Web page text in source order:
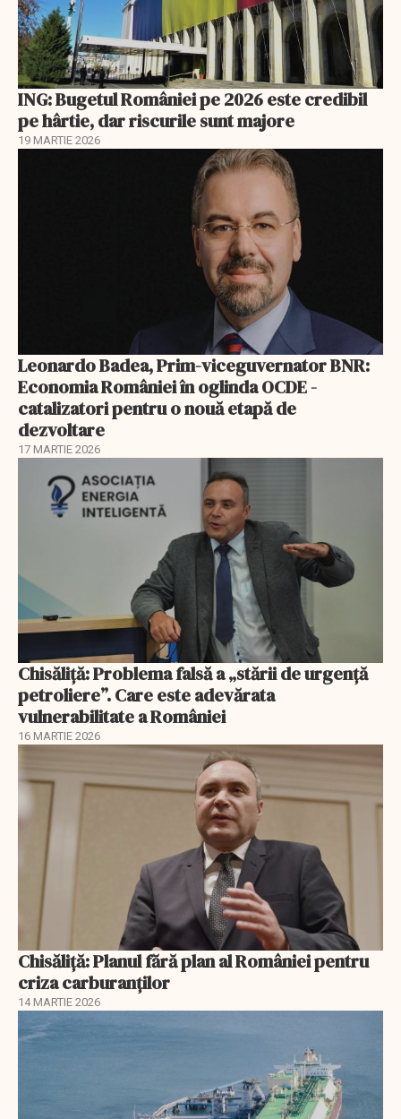
ING: Bugetul României pe 2026 este credibil
pe hârtie, dar riscurile sunt majore
19 MARTIE 2026
Leonardo Badea, Prim-viceguvernator BNR:
Economia României în oglinda OCDE -
catalizatori pentru o nouă etapă de
dezvoltare
17 MARTIE 2026
Chisăliță: Problema falsă a „stării de urgență
petroliere”. Care este adevărata
vulnerabilitate a României
16 MARTIE 2026
Chisăliță: Planul fără plan al României pentru
criza carburanților
14 MARTIE 2026